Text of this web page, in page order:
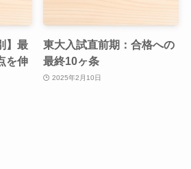
】最
を伸
東大入試直前期：合格への
最終10ヶ条
2025年2月10日